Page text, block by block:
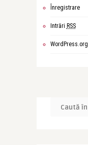
Înregistrare
Intrări RSS
WordPress.org